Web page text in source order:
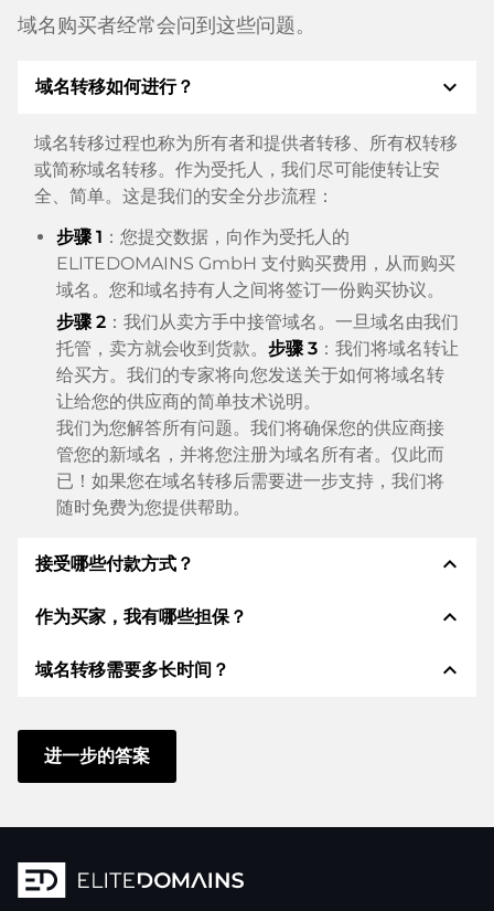
域名购买者经常会问到这些问题。
域名转移如何进行？ expand_more
域名转移过程也称为所有者和提供者转移、所有权转移
或简称域名转移。作为受托人，我们尽可能使转让安
全、简单。这是我们的安全分步流程：
步骤 1 ：您提交数据，向作为受托人的
ELITEDOMAINS GmbH 支付购买费用，从而购买
域名。您和域名持有人之间将签订一份购买协议。
步骤 2 ：我们从卖方手中接管域名。一旦域名由我们
托管，卖方就会收到货款。 步骤 3 ：我们将域名转让
给买方。我们的专家将向您发送关于如何将域名转
让给您的供应商的简单技术说明。
我们为您解答所有问题。我们将确保您的供应商接
管您的新域名，并将您注册为域名所有者。仅此而
已！如果您在域名转移后需要进一步支持，我们将
随时免费为您提供帮助。
接受哪些付款方式？ expand_less
我们使用 SEPA 作为预付费，并使用 STRIPE 作为支
卡、PayPal、Klarna、ApplePay、GooglePay、支
ApplePay、GooglePay、支付宝或本地供应商。
作为买家，我有哪些担保？ expand_less
作为买方，我们始终向您保证以下证券。这就是我们的
托管人。
您可以随时通过 聊天、电话或电子邮件
地联系支持人员。老板们自己也会提供支持。您向
域名转移需要多长时间？ expand_less
域名转移到新的提供商是通过自动程序实时进行的。只
要您及时采取行动，并且您的供应商没有任何问题，一
切都会在几分钟内完成。
在某些例外情况下，您的付款将在 48 小时后得到确
认。但是，只有在我们确认收到您的付款后，域名转移
才会立即开始。在这种情况下，我们将通过电子邮件通
进一步的答案